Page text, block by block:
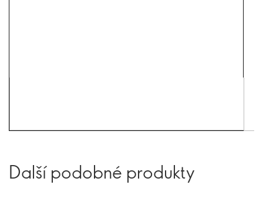
Další podobné produkty